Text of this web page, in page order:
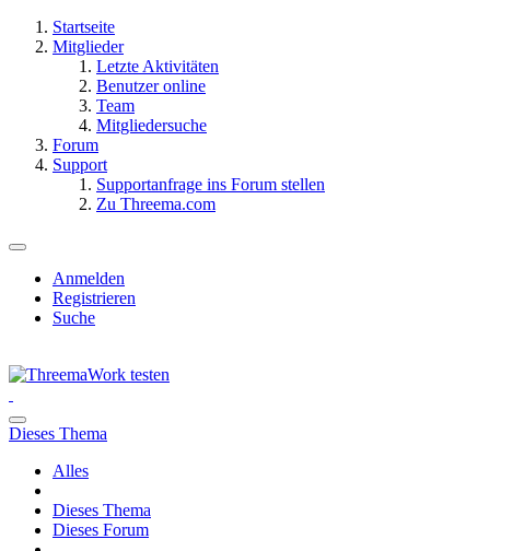
Startseite
Mitglieder
Letzte Aktivitäten
Benutzer online
Team
Mitgliedersuche
Forum
Support
Supportanfrage ins Forum stellen
Zu Threema.com
Anmelden
Registrieren
Suche
Dieses Thema
Alles
Dieses Thema
Dieses Forum